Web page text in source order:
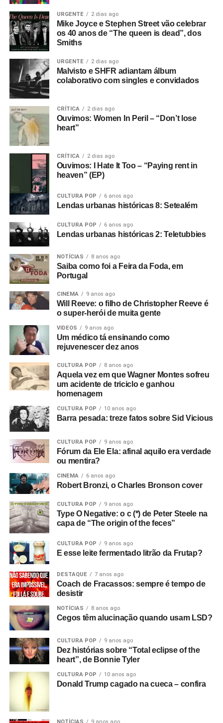
URGENTE 2 dias ago
Mike Joyce e Stephen Street vão celebrar
os 40 anos de “The queen is dead”, dos
Smiths
URGENTE 2 dias ago
Malvisto e SHFR adiantam álbum
colaborativo com singles e convidados
CRÍTICA 2 dias ago
Ouvimos: Women In Peril – “Don’t lose
heart”
CRÍTICA 2 dias ago
Ouvimos: I Hate It Too – “Paying rent in
heaven” (EP)
CULTURA POP 6 anos ago
Lendas urbanas históricas 8: Setealém
CULTURA POP 6 anos ago
Lendas urbanas históricas 2: Teletubbies
NOTÍCIAS 8 anos ago
Saiba como foi a Feira da Foda, em
Portugal
CINEMA 9 anos ago
Will Reeve: o filho de Christopher Reeve é
o super-herói de muita gente
VIDEOS 9 anos ago
Um médico tá ensinando como
rejuvenescer dez anos
CULTURA POP 8 anos ago
Aquela vez em que Wagner Montes sofreu
um acidente de triciclo e ganhou
homenagem
CULTURA POP 10 anos ago
Barra pesada: treze fatos sobre Sid Vicious
CULTURA POP 9 anos ago
Fórum da Ele Ela: afinal aquilo era verdade
ou mentira?
CINEMA 6 anos ago
Robert Bronzi, o Charles Bronson cover
CULTURA POP 9 anos ago
Type O Negative: o c (*) de Peter Steele na
capa de “The origin of the feces”
CULTURA POP 9 anos ago
E esse leite fermentado litrão da Frutap?
DESTAQUE 7 anos ago
Coach de Fracassos: sempre é tempo de
desistir
NOTÍCIAS 8 anos ago
Cegos têm alucinação quando usam LSD?
CULTURA POP 9 anos ago
Dez histórias sobre “Total eclipse of the
heart”, de Bonnie Tyler
CULTURA POP 10 anos ago
Donald Trump cagado na cueca – confira
NOTÍCIAS 9 anos ago